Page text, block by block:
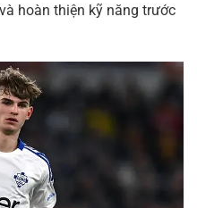
hoàn thiện kỹ năng trước